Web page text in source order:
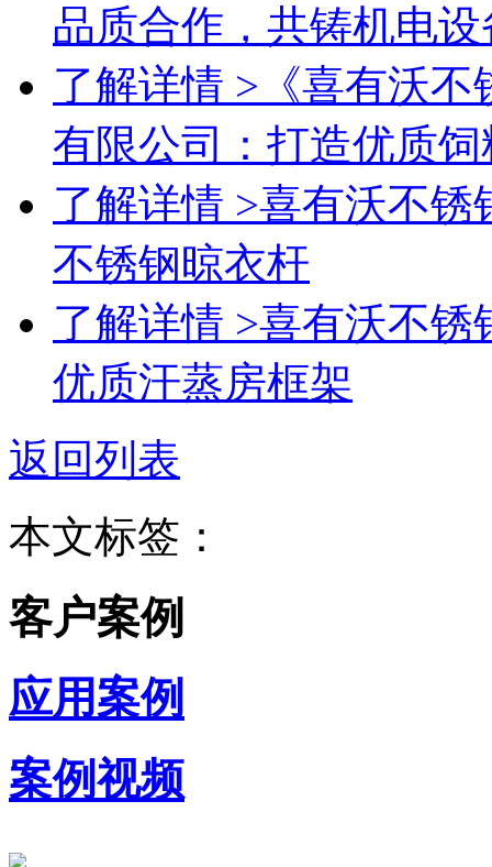
品质合作，共铸机电
了解详情 > 《喜有沃
有限公司：打造优质
了解详情 >喜有沃不锈
不锈钢晾衣杆
了解详情 >喜有沃不锈
优质汗蒸房框架
返回列表
本文标签：
客户案例
应用案例
案例视频